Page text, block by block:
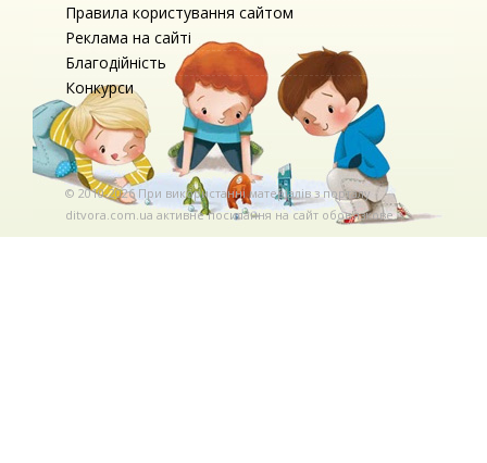
Правила користування сайтом
Реклама на сайті
Благодійність
Конкурси
© 2010-2026 При використаннi матерiалiв з порталу
ditvora.com.ua активне посилання на сайт обов'язкове. .